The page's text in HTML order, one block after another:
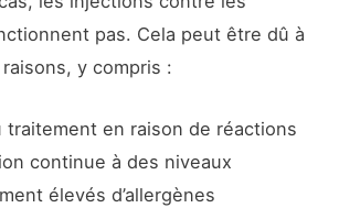
pas. Cela peut être dû à
y compris :
traitement en raison de réactions
continue à des niveaux
élevés d’allergènes